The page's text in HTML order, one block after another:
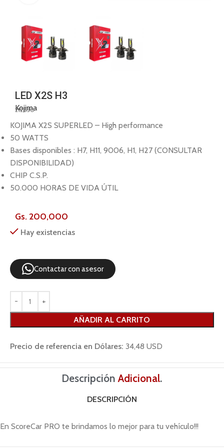
LED X2S H3
Kojima
212830
KOJIMA X2S SUPERLED – High performance
50 WATTS
Bases disponibles : H7, H11, 9006, H1, H27 (CONSULTAR
DISPONIBILIDAD)
CHIP C.S.P.
50.000 HORAS DE VIDA ÚTIL
Gs. 200,000
Hay existencias
Contactar con asesor
AÑADIR AL CARRITO
Precio de referencia en Dólares: 34,48 USD
DescripciónAdicional.
DESCRIPCIÓN
En ScoreCar PRO te brindamos lo mejor para tu vehículo!!!